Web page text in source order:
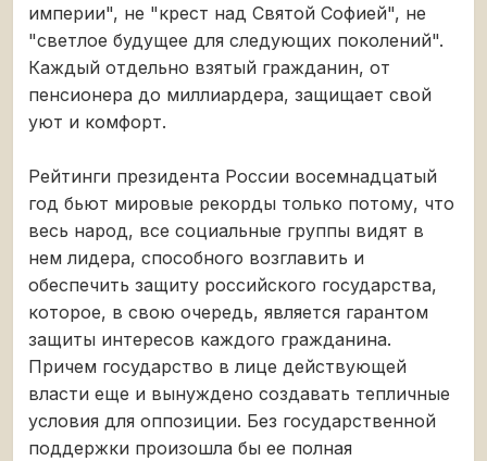
империи", не "крест над Святой Софией", не
"светлое будущее для следующих поколений".
Каждый отдельно взятый гражданин, от
пенсионера до миллиардера, защищает свой
уют и комфорт.
Рейтинги президента России восемнадцатый
год бьют мировые рекорды только потому, что
весь народ, все социальные группы видят в
нем лидера, способного возглавить и
обеспечить защиту российского государства,
которое, в свою очередь, является гарантом
защиты интересов каждого гражданина.
Причем государство в лице действующей
власти еще и вынуждено создавать тепличные
условия для оппозиции. Без государственной
поддержки произошла бы ее полная